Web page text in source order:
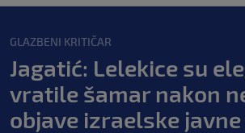
GLAZBENI KRITIČAR
Jagatić: Lelekice su
vratile šamar nakon
objave izraelske